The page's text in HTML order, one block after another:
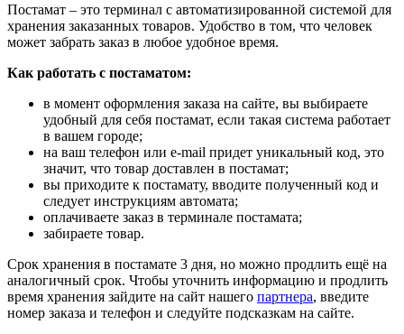
Постамат – это терминал с автоматизированной системой для
хранения заказанных товаров. Удобство в том, что человек
может забрать заказ в любое удобное время.
Как работать с постаматом:
в момент оформления заказа на сайте, вы выбираете
удобный для себя постамат, если такая система работает
в вашем городе;
на ваш телефон или e-mail придет уникальный код, это
значит, что товар доставлен в постамат;
вы приходите к постамату, вводите полученный код и
следует инструкциям автомата;
оплачиваете заказ в терминале постамата;
забираете товар.
Срок хранения в постамате 3 дня, но можно продлить ещё на
аналогичный срок. Чтобы уточнить информацию и продлить
время хранения зайдите на сайт нашего партнера, введите
номер заказа и телефон и следуйте подсказкам на сайте.